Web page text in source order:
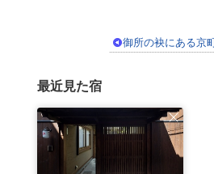
御所の袂にある京
最近見た宿